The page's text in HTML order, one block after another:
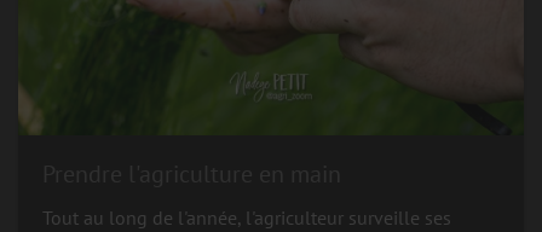
Tout au long de l'année, l'agriculteur surveille ses